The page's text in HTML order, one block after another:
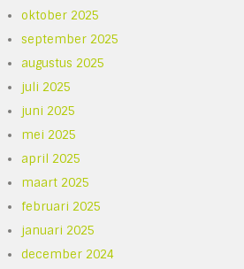
oktober 2025
september 2025
augustus 2025
juli 2025
juni 2025
mei 2025
april 2025
maart 2025
februari 2025
januari 2025
december 2024